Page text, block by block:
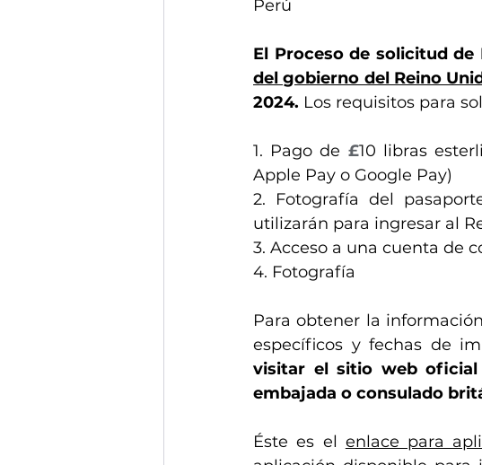
Perú
El Proceso de solicitud de
del gobierno del Reino
2024. Los requisitos para
1. Pago de £10 libras
Apple Pay o Google Pay)
2. Fotografía del
utilizarán para ingresar al
3. Acceso a una cuenta de
4. Fotografía
Para obtener la
específicos y fechas de
visitar el sitio web
embajada o consulado
Éste es el enlace para